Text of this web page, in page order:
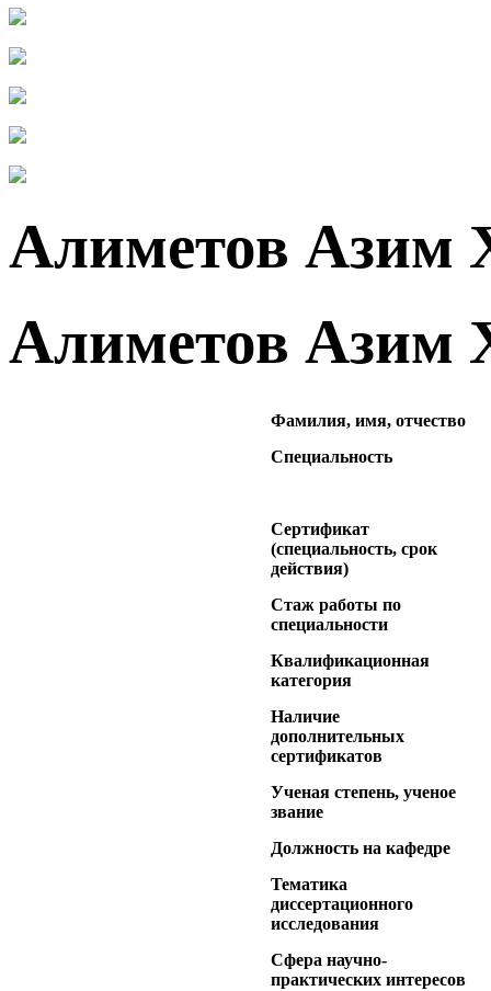
Алиметов Азим
Алиметов Азим
Фамилия, имя, отчество
Специальность
Сертификат
(специальность, срок
действия)
Стаж работы по
специальности
Квалификационная
категория
Наличие
дополнительных
сертификатов
Ученая степень, ученое
звание
Должность на кафедре
Тематика
диссертационного
исследования
Сфера научно-
практических интересов